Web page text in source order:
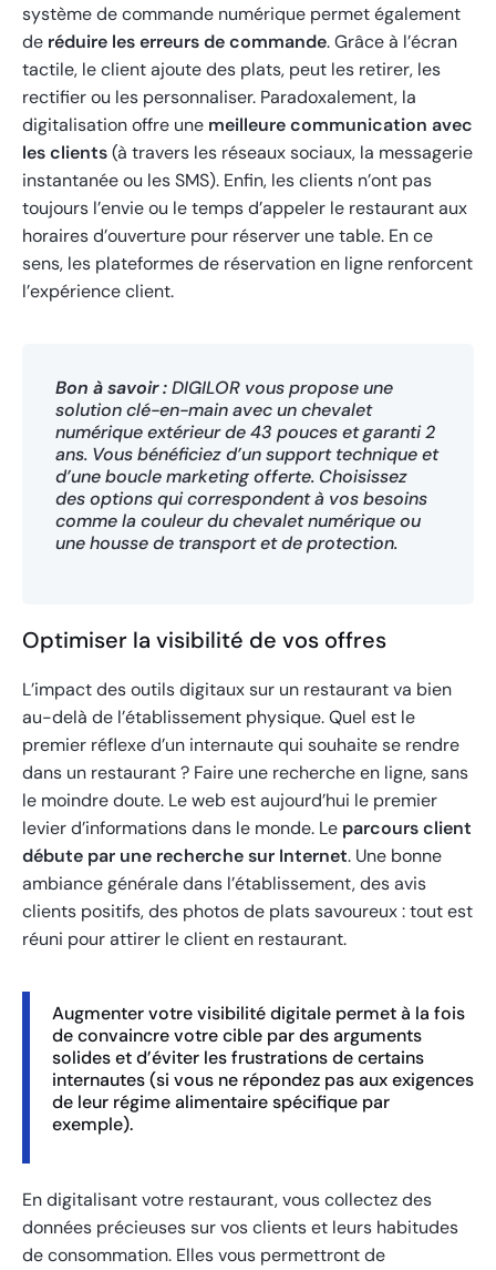
système de commande numérique permet également
de réduire les erreurs de commande. Grâce à l’écran
tactile, le client ajoute des plats, peut les retirer, les
rectifier ou les personnaliser. Paradoxalement, la
digitalisation offre une meilleure communication avec
les clients(à travers les réseaux sociaux, la messagerie
instantanée ou les SMS). Enfin, les clients n’ont pas
toujours l’envie ou le temps d’appeler le restaurant aux
horaires d’ouverture pour réserver une table. En ce
sens, les plateformes de réservation en ligne renforcent
l’expérience client.
Bon à savoir :DIGILOR vous propose une
solution clé-en-main avec un chevalet
numérique extérieur de 43 pouces et garanti 2
ans. Vous bénéficiez d’un support technique et
d’une boucle marketing offerte. Choisissez
des options qui correspondent à vos besoins
comme la couleur du chevalet numérique ou
une housse de transport et de protection.
Optimiser la visibilité de vos offres
L’impact des outils digitaux sur un restaurant va bien
au-delà de l’établissement physique. Quel est le
premier réflexe d’un internaute qui souhaite se rendre
dans un restaurant ? Faire une recherche en ligne, sans
le moindre doute. Le web est aujourd’hui le premier
levier d’informations dans le monde. Le parcours client
débute par une recherche sur Internet. Une bonne
ambiance générale dans l’établissement, des avis
clients positifs, des photos de plats savoureux : tout est
réuni pour attirer le client en restaurant.
Augmenter votre visibilité digitale permet à la fois
de convaincre votre cible par des arguments
solides et d’éviter les frustrations de certains
internautes (si vous ne répondez pas aux exigences
de leur régime alimentaire spécifique par
exemple).
En digitalisant votre restaurant, vous collectez des
données précieuses sur vos clients et leurs habitudes
de consommation. Elles vous permettront de